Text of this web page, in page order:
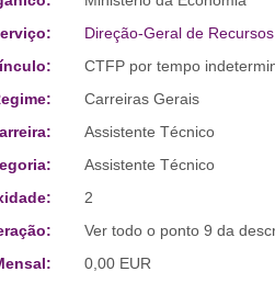
Direção-Geral de
CTFP por tempo
Carreiras Gerais
Assistente Técnico
Assistente Técnico
2
Ver todo o ponto 9 da
0,00 EUR